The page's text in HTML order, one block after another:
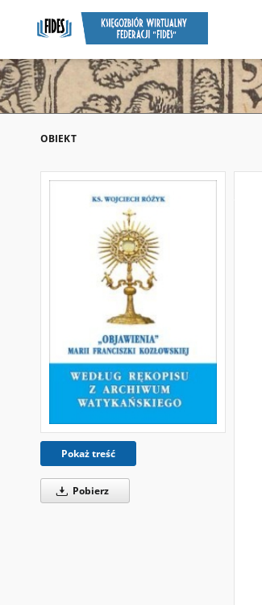
OBIEKT
Pokaż treść
Pobierz